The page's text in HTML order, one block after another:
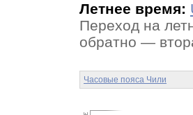
Летнее время:
Переход на
обратно —
Часовые пояса Чили